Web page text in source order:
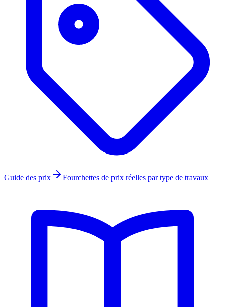
Guide des prix Fourchettes de prix réelles par type de travaux